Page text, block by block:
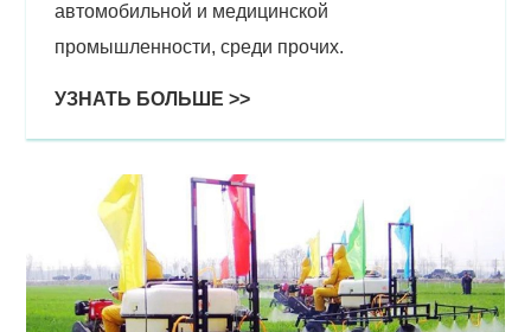
автомобильной и медицинской
промышленности, среди прочих.
УЗНАТЬ БОЛЬШЕ >>